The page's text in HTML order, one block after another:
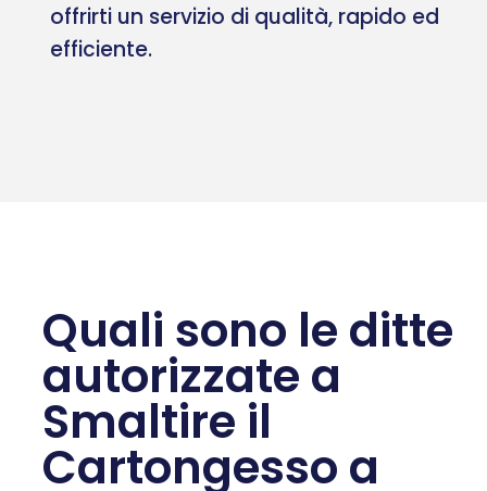
offrirti un servizio di qualità, rapido ed
efficiente.
Quali sono le ditte
autorizzate a
Smaltire il
Cartongesso a